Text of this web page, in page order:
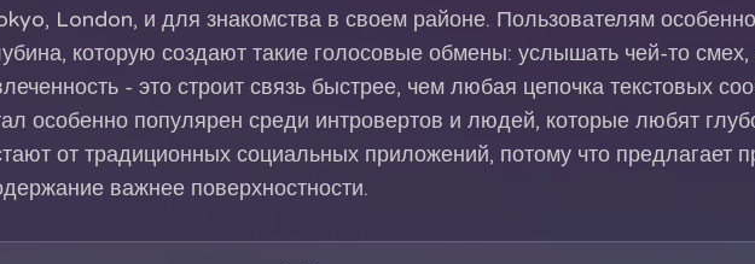
London, и для знакомства в своем районе. Пользователям особенно
которую создают такие голосовые обмены: услышать чей-то смех,
- это строит связь быстрее, чем любая цепочка текстовых
особенно популярен среди интровертов и людей, которые любят
от традиционных социальных приложений, потому что предлагает
важнее поверхностности.